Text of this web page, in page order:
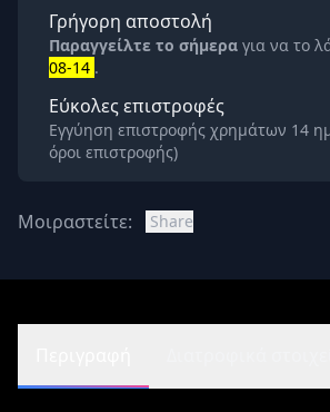
Γρήγορη αποστολή
Παραγγείλτε το σήμερα για να το
08-14 .
Εύκολες επιστροφές
Εγγύηση επιστροφής χρημάτων 14
όροι επιστροφής)
Μοιραστείτε: Share